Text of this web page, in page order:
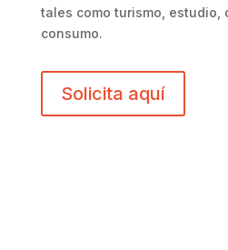
tales como turismo, estudio,
consumo.
Solicita aquí